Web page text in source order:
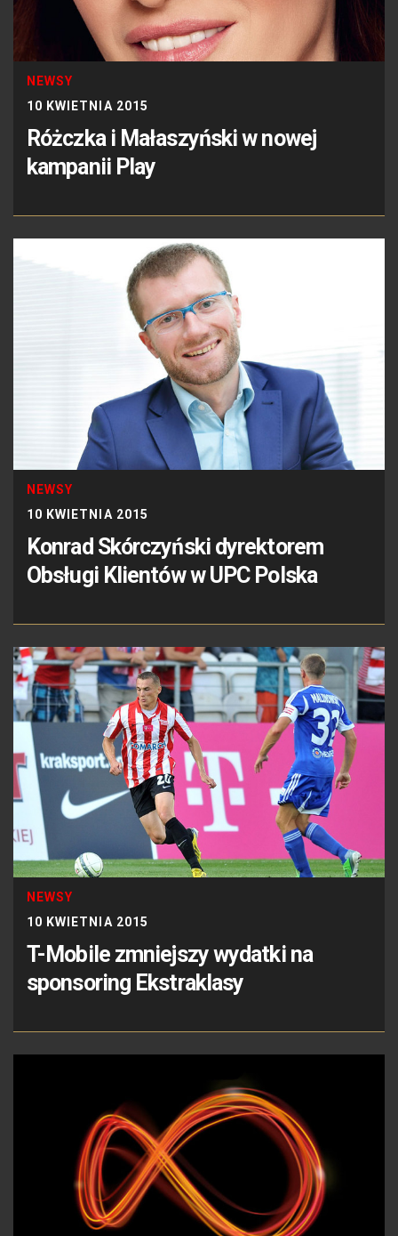
NEWSY
10 KWIETNIA 2015
Różczka i Małaszyński w nowej
kampanii Play
NEWSY
10 KWIETNIA 2015
Konrad Skórczyński dyrektorem
Obsługi Klientów w UPC Polska
NEWSY
10 KWIETNIA 2015
T-Mobile zmniejszy wydatki na
sponsoring Ekstraklasy